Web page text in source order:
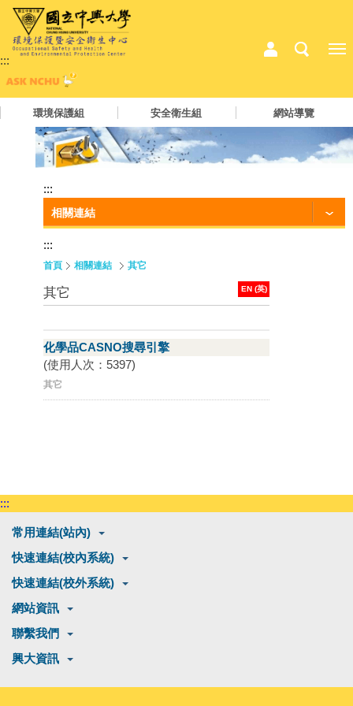
:::
環境保護組 安全衛生組 網站導覽
:::
相關連結
:::
首頁 相關連結 其它
EN (英)
其它
化學品CASNO搜尋引擎
(使用人次：5397)
其它
:::
常用連結(站內)
快速連結(校內系統)
快速連結(校外系統)
網站資訊
聯繫我們
興大資訊